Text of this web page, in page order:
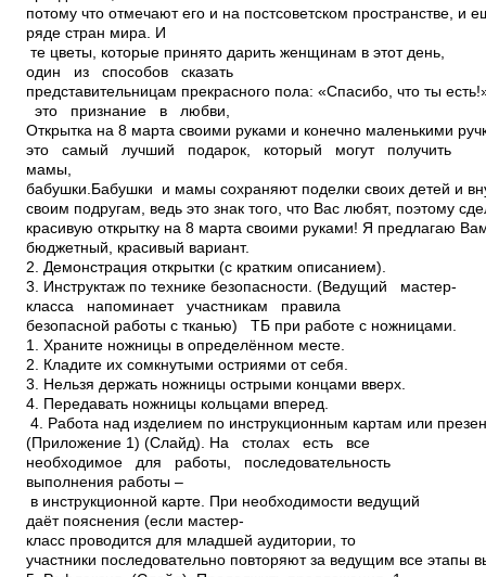
потому что отмечают его и на постсоветском пространстве, и
ряде стран мира. И
те цветы, которые принято дарить женщинам в этот день,
один из способов сказать
представительницам прекрасного пола: «Спасибо, что ты
это признание в любви,
Открытка на 8 марта своими руками и конечно маленькими
это самый лучший подарок, который могут получить
мамы,
бабушки.Бабушки и мамы сохраняют поделки своих детей и
своим подругам, ведь это знак того, что Вас любят, поэтому
красивую открытку на 8 марта своими руками! Я предлагаю
бюджетный, красивый вариант.
2. Демонстрация открытки (с кратким описанием).
3. Инструктаж по технике безопасности. (Ведущий мастер­
класса напоминает участникам правила
безопасной работы с тканью) ТБ при работе с ножницами.
1. Храните ножницы в определённом месте.
2. Кладите их сомкнутыми остриями от себя.
3. Нельзя держать ножницы острыми концами вверх.
4. Передавать ножницы кольцами вперед.
4. Работа над изделием по инструкционным картам или
(Приложение 1) (Слайд). На столах есть все
необходимое для работы, последовательность
выполнения работы –
в инструкционной карте. При необходимости ведущий
даёт пояснения (если мастер­
класс проводится для младшей аудитории, то
участники последовательно повторяют за ведущим все этапы